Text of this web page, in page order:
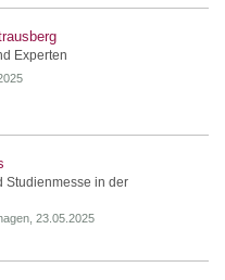
Experten
Studienmesse in der
23.05.2025